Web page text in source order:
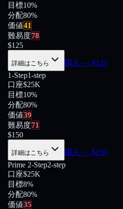
目標10%
分配80%
価値41
難易度78
$125
詳細はこちら 購入 — $125
1-Step1-step
口座$25K
目標10%
分配80%
価値39
難易度71
$150
詳細はこちら 購入 — $150
Prime 2-Step2-step
口座$25K
目標8%
分配80%
価値35